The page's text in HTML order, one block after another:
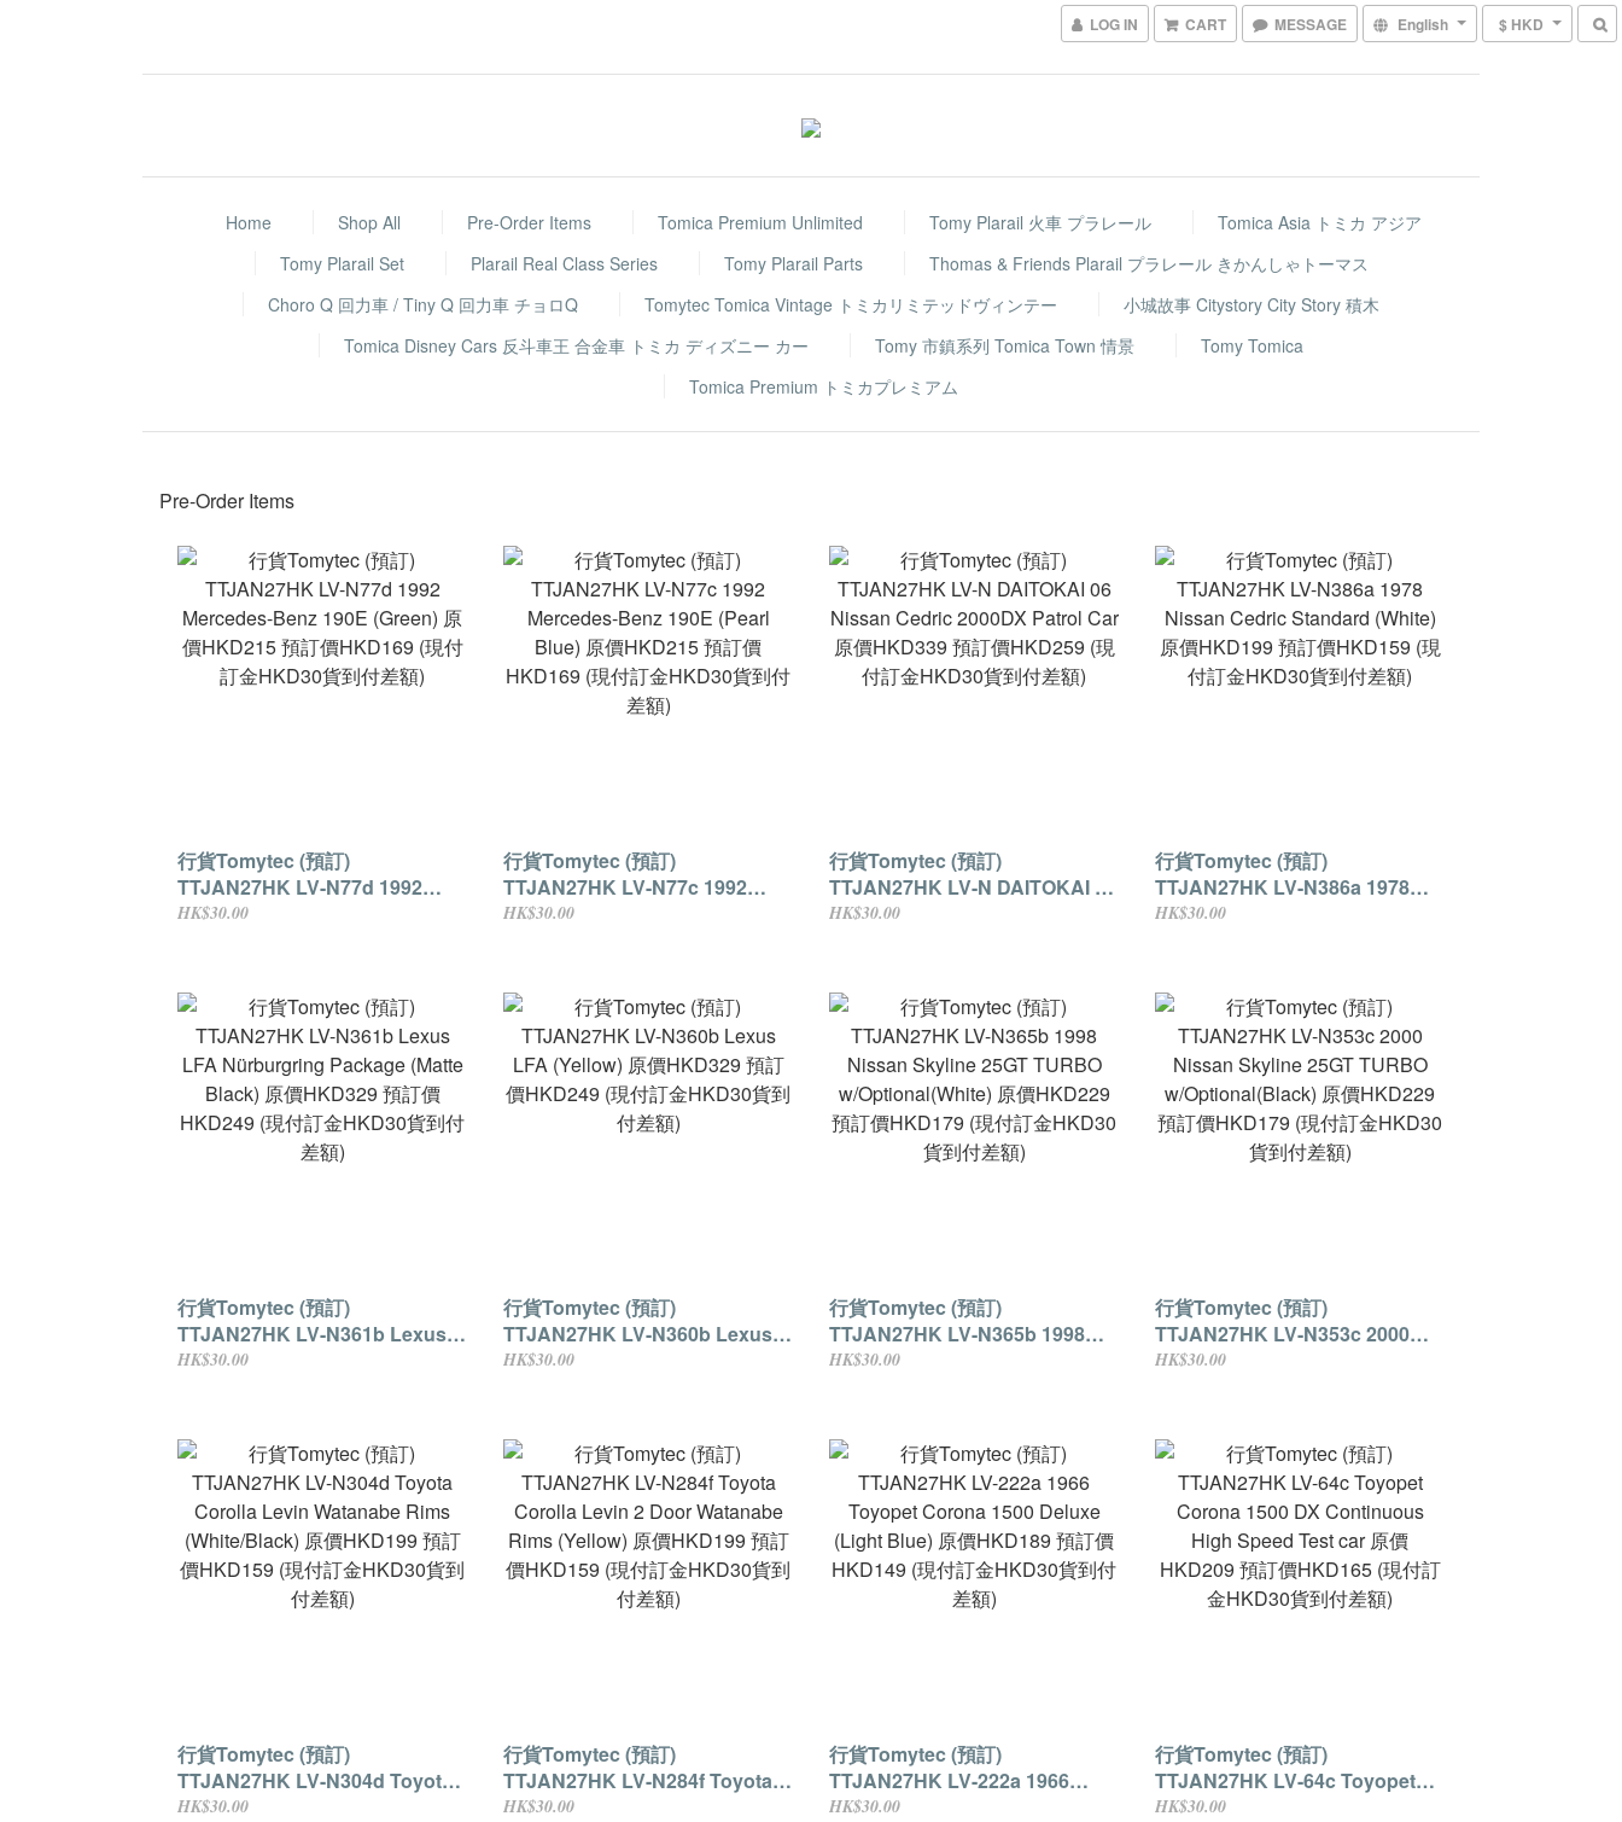
LOG IN CART MESSAGE English $ HKD
Home Shop All Pre-Order Items Tomica Premium Unlimited Tomy Plarail 火車 プラレール
Tomica Asia トミカ アジア
Tomy Plarail Set
Plarail Real Class Series Tomy Plarail Parts
Thomas & Friends Plarail プラレール きかんしゃトーマス
Choro Q 回力車 / Tiny Q 回力車 チョロQ
Tomytec Tomica Vintage トミカリミテッドヴィンテー
小城故事 Citystory City Story 積木
Tomica Disney Cars 反斗車王 合金車 トミカ ディズニー カー
Tomy 市鎮系列 Tomica Town 情景
Tomy Tomica
Tomica Premium トミカプレミアム
Pre-Order Items
行貨Tomytec (預訂)
TTJAN27HK LV-N77d 1992
Mercedes-Benz 190E (Green) 原
HK$30.00
行貨Tomytec (預訂)
TTJAN27HK LV-N77c 1992
Mercedes-Benz 190E (Pearl
差額)
HK$30.00
行貨Tomytec (預訂)
TTJAN27HK LV-N DAITOKAI 06
Nissan Cedric 2000DX Patrol
差額)
HK$30.00
行貨Tomytec (預訂)
TTJAN27HK LV-N386a 1978
Nissan Cedric Standard (White)
HK$30.00
行貨Tomytec (預訂)
TTJAN27HK LV-N361b Lexus
LFA Nürburgring Package
付差額)
HK$30.00
行貨Tomytec (預訂)
TTJAN27HK LV-N360b Lexus
LFA (Yellow) 原價HKD329 預訂
HK$30.00
行貨Tomytec (預訂)
TTJAN27HK LV-N365b 1998
Nissan Skyline 25GT TURBO
貨到付差額)
HK$30.00
行貨Tomytec (預訂)
TTJAN27HK LV-N353c 2000
Nissan Skyline 25GT TURBO
貨到付差額)
HK$30.00
行貨Tomytec (預訂)
TTJAN27HK LV-N304d Toyota
Corolla Levin Watanabe Rims
HK$30.00
行貨Tomytec (預訂)
TTJAN27HK LV-N284f Toyota
Corolla Levin 2 Door Watanabe
HK$30.00
行貨Tomytec (預訂)
TTJAN27HK LV-222a 1966
Toyopet Corona 1500 Deluxe
HK$30.00
行貨Tomytec (預訂)
TTJAN27HK LV-64c Toyopet
Corona 1500 DX Continuous
HK$30.00